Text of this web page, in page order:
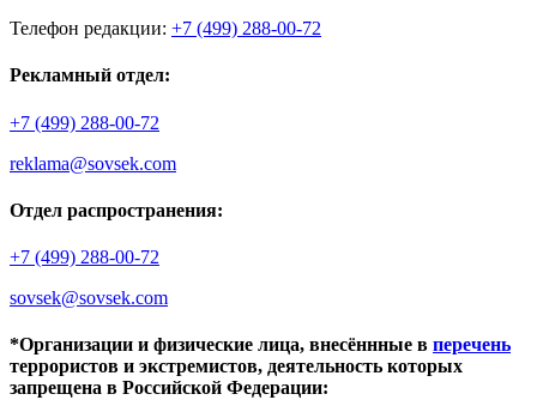
Телефон редакции: +7 (499) 288-00-72
Рекламный отдел:
+7 (499) 288-00-72
reklama@sovsek.com
Отдел распространения:
+7 (499) 288-00-72
sovsek@sovsek.com
*Организации и физические лица, внесённные в перечень
террористов и экстремистов, деятельность которых
запрещена в Российской Федерации: